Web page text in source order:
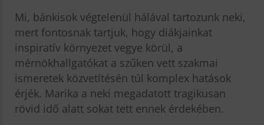
Mi, bánkisok végtelenül hálával tartozunk neki,
mert fontosnak tartjuk, hogy diákjainkat
inspiratív környezet vegye körül, a
mérnökhallgatókat a szűken vett szakmai
ismeretek közvetítésén túl komplex hatások
érjék. Marika a neki megadatott tragikusan
rövid idő alatt sokat tett ennek érdekében.